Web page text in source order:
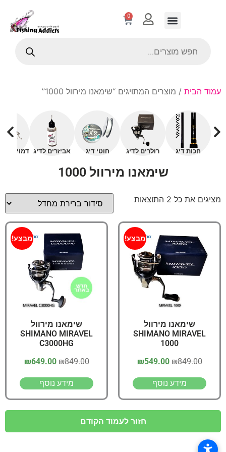
0
עמוד הבית / מוצרים המתויגים “שימאנו מירוול 1000”
חכות דיג רולרים לדיג חוטי דיג אביזרים לדיג דמויים
שימאנו מירוול 1000
מציגים את כל ⁦2⁩ התוצאות
מבצע!
שימאנו מירוול
SHIMANO MIRAVEL
1000
₪849.00
₪549.00
מידע נוסף
מבצע!
שימאנו מירוול
SHIMANO MIRAVEL
C3000HG
₪849.00
₪649.00
מידע נוסף
חזור לעמוד הקודם